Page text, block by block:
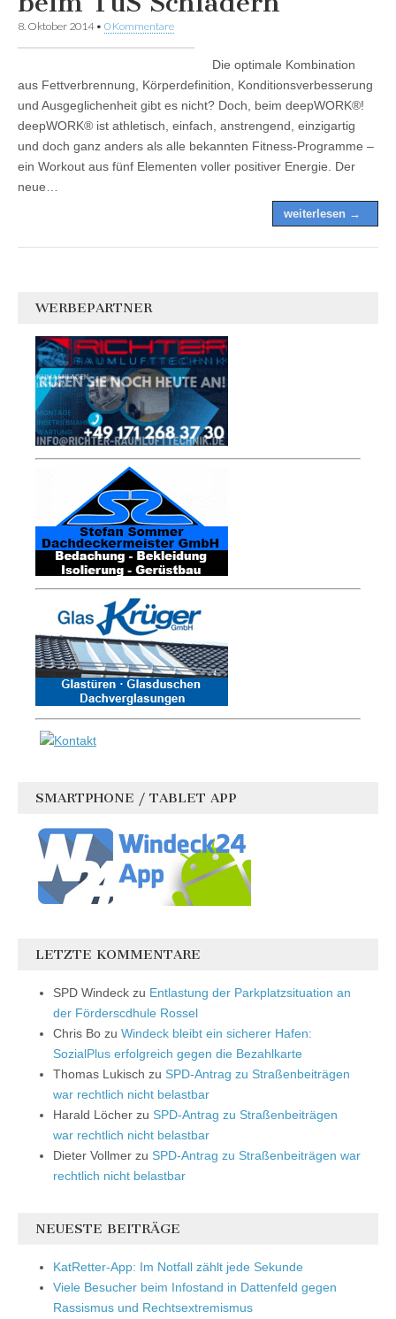
8. Oktober 2014• 0 Kommentare
Die optimale Kombination
aus Fettverbrennung, Körperdefinition, Konditionsverbesserung
und Ausgeglichenheit gibt es nicht? Doch, beim deepWORK®!
deepWORK® ist athletisch, einfach, anstrengend, einzigartig
und doch ganz anders als alle bekannten Fitness-Programme –
ein Workout aus fünf Elementen voller positiver Energie. Der
neue…
weiterlesen →
WERBEPARTNER
SMARTPHONE / TABLET APP
LETZTE KOMMENTARE
SPD Windeck zu Entlastung der Parkplatzsituation an
der Förderscdhule Rossel
Chris Bo zu Windeck bleibt ein sicherer Hafen:
SozialPlus erfolgreich gegen die Bezahlkarte
Thomas Lukisch zu SPD-Antrag zu Straßenbeiträgen
war rechtlich nicht belastbar
Harald Löcher zu SPD-Antrag zu Straßenbeiträgen
war rechtlich nicht belastbar
Dieter Vollmer zu SPD-Antrag zu Straßenbeiträgen war
rechtlich nicht belastbar
NEUESTE BEITRÄGE
KatRetter-App: Im Notfall zählt jede Sekunde
Viele Besucher beim Infostand in Dattenfeld gegen
Rassismus und Rechtsextremismus